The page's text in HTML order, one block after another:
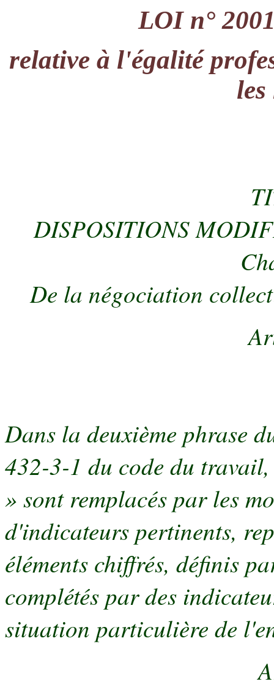
LOI n°
relative à l'égalité
les
DISPOSITIONS
De la négociation
Dans la deuxième phrase
432-3-1 du code du
» sont remplacés par les
d'indicateurs pertinents,
éléments chiffrés, définis
complétés par des
situation particulière de